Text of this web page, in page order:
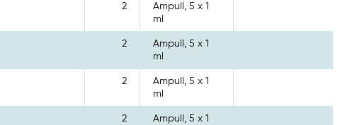
2
Ampull, 5 x 1
ml
2
Ampull, 5 x 1
ml
2
Ampull, 5 x 1
ml
2
Ampull, 5 x 1